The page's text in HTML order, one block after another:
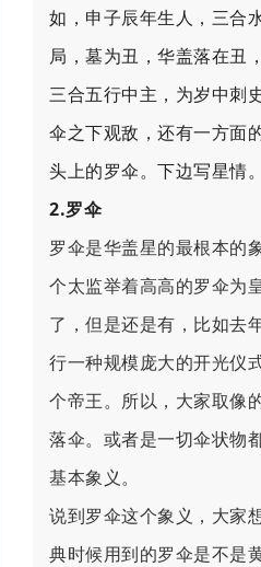
如，申子辰年生人，三合
局，墓为丑，华盖落在丑
三合五行中主，为岁中刺
伞之下观敌，还有一方面
头上的罗伞。下边写星情。
2.罗伞
罗伞是华盖星的最根本的
个太监举着高高的罗伞为
了，但是还是有，比如去
行一种规模庞大的开光仪
个帝王。所以，大家取像
落伞。或者是一切伞状物
基本象义。
说到罗伞这个象义，大家
典时候用到的罗伞是不是